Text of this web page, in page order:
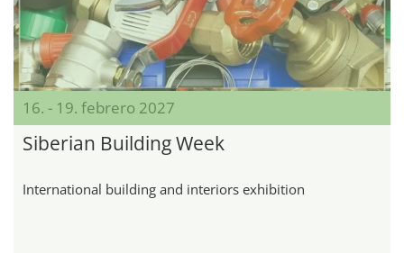
16. - 19. febrero 2027
Siberian Building Week
International building and interiors exhibition